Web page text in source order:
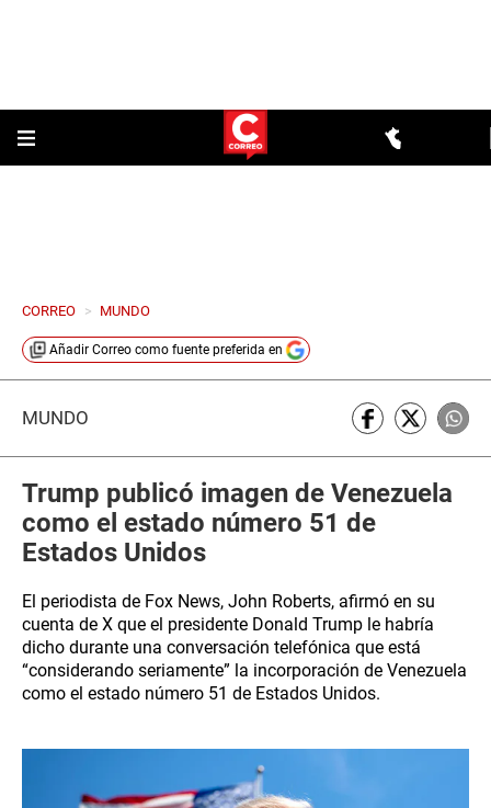
CORREO > MUNDO
Añadir Correo como fuente preferida en
MUNDO
Trump publicó imagen de Venezuela
como el estado número 51 de
Estados Unidos
El periodista de Fox News, John Roberts, afirmó en su
cuenta de X que el presidente Donald Trump le habría
dicho durante una conversación telefónica que está
“considerando seriamente” la incorporación de Venezuela
como el estado número 51 de Estados Unidos.